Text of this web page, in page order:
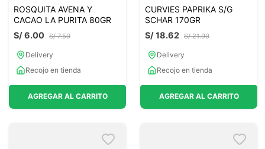
ROSQUITA AVENA Y
CACAO LA PURITA 80GR
S/ 7.50
S/6.00
Delivery
Recojo en tienda
AGREGAR AL CARRITO
CURVIES PAPRIKA S/G
SCHAR 170GR
S/ 21.90
S/18.62
Delivery
Recojo en tienda
AGREGAR AL CARRITO